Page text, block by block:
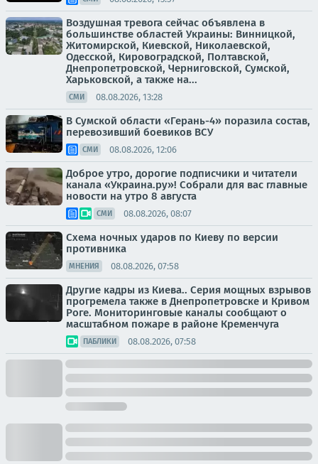
Воздушная тревога сейчас объявлена в
большинстве областей Украины: Винницкой,
Житомирской, Киевской, Николаевской,
Одесской, Кировоградской, Полтавской,
Днепропетровской, Черниговской, Сумской,
Харьковской, а также на...
СМИ 08.08.2026, 13:28
В Сумской области «Герань-4» поразила состав,
перевозивший боевиков ВСУ
СМИ 08.08.2026, 12:06
Доброе утро, дорогие подписчики и читатели
канала «Украина.ру»! Собрали для вас главные
новости на утро 8 августа
СМИ 08.08.2026, 08:07
Схема ночных ударов по Киеву по версии
противника
МНЕНИЯ 08.08.2026, 07:58
Другие кадры из Киева.. Серия мощных взрывов
прогремела также в Днепропетровске и Кривом
Роге. Мониторинговые каналы сообщают о
масштабном пожаре в районе Кременчуга
ПАБЛИКИ 08.08.2026, 07:58